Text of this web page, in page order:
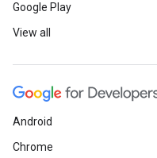
Google Play
View all
Android
Chrome